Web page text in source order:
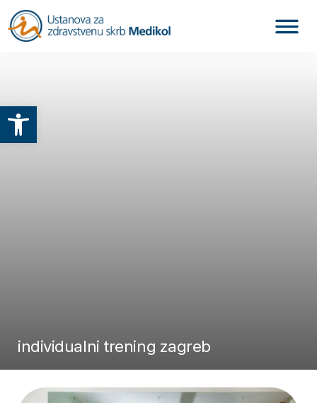
Otvori alatnu traku
individualni trening zagreb